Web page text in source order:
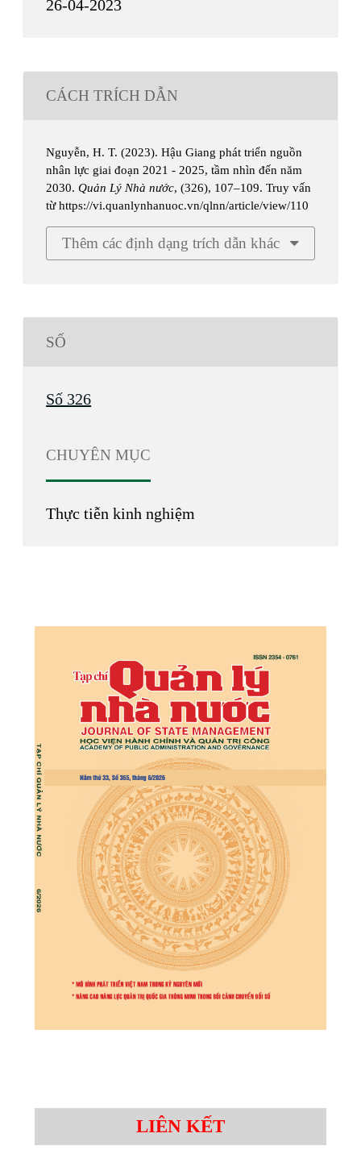
26-04-2023
CÁCH TRÍCH DẪN
Nguyễn, H. T. (2023). Hậu Giang phát triển nguồn
nhân lực giai đoạn 2021 - 2025, tầm nhìn đến năm
2030.Quản Lý Nhà nước, (326), 107–109. Truy vấn
từ https://vi.quanlynhanuoc.vn/qlnn/article/view/110
Thêm các định dạng trích dẫn khác
SỐ
Số 326
CHUYÊN MỤC
Thực tiễn kinh nghiệm
LIÊN KẾT